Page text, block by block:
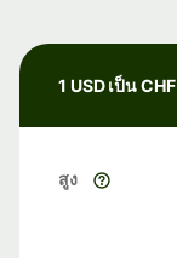
1 USD เป็น CHF
สูง